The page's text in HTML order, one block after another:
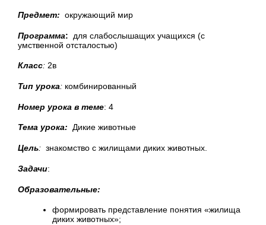
Предмет: окружающий мир
Программа: для слабослышащих учащихся (с
умственной отсталостью)
Класс: 2в
Тип урока: комбинированный
Номер урока в теме: 4
Тема урока: Дикие животные
Цель: знакомство с жилищами диких животных.
Задачи:
Образовательные:
формировать представление понятия «жилища
диких животных»;